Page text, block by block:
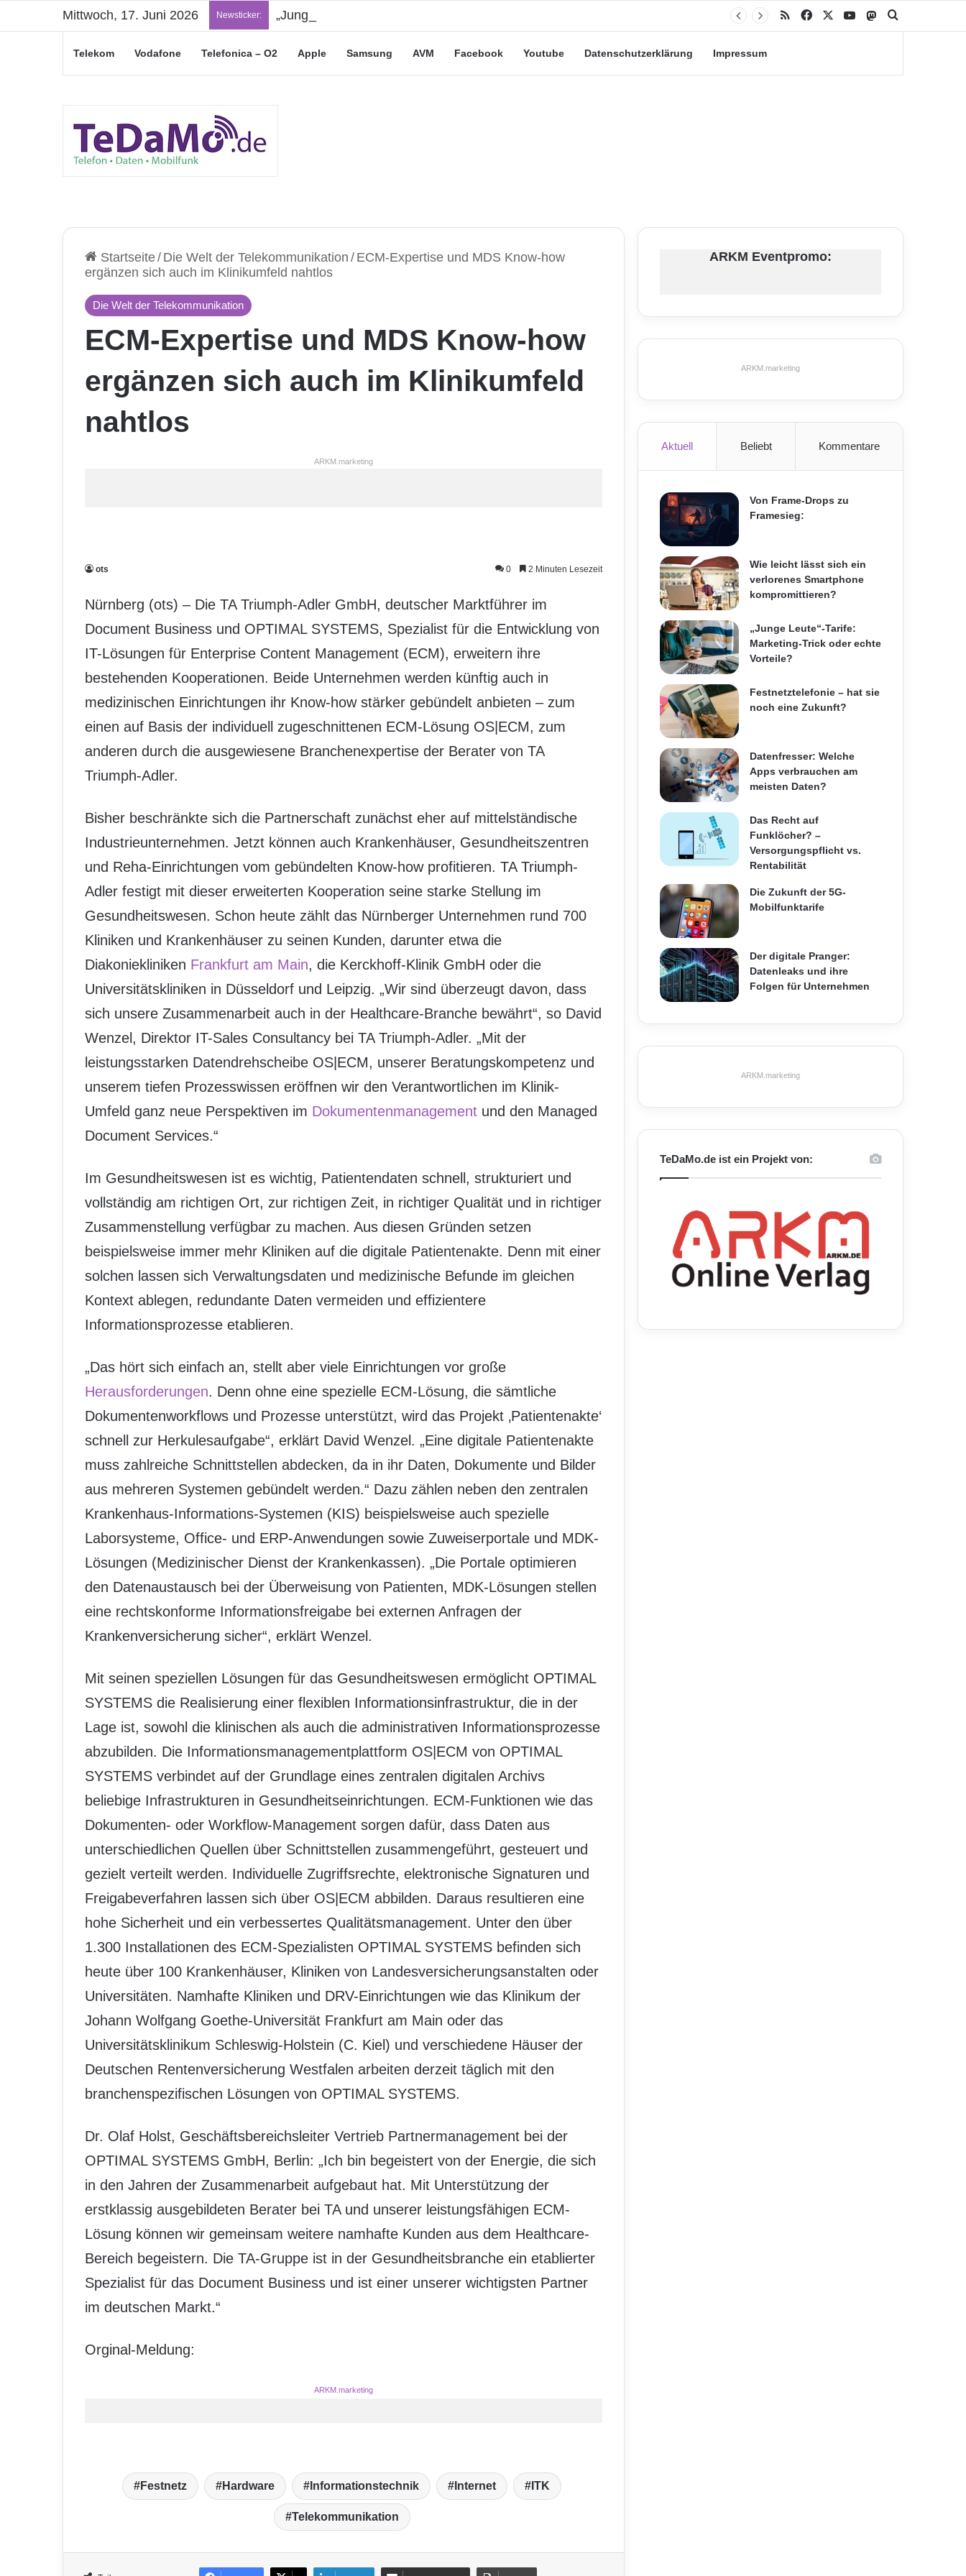
Mittwoch, 17. Juni 2026 Newsticker: „Junge Leute“-Tarife: Marketing-Trick oder echte Vorteile? RSS Facebook YouTubeMastodon
Telekom Vodafone Telefonica – O2 Apple Samsung AVM Facebook Youtube Datenschutzerklärung Impressum
Startseite/ Die Welt der Telekommunikation / ECM-Expertise und MDS Know-how
ergänzen sich auch im Klinikumfeld nahtlos
Die Welt der Telekommunikation
ECM-Expertise und MDS Know-how
ergänzen sich auch im Klinikumfeld
nahtlos
ARKM.marketing
ots 0 2 Minuten Lesezeit
Nürnberg (ots) – Die TA Triumph-Adler GmbH, deutscher Marktführer im
Document Business und OPTIMAL SYSTEMS, Spezialist für die Entwicklung von
IT-Lösungen für Enterprise Content Management (ECM), erweitern ihre
bestehenden Kooperationen. Beide Unternehmen werden künftig auch in
medizinischen Einrichtungen ihr Know-how stärker gebündelt anbieten – zum
einen auf Basis der individuell zugeschnittenen ECM-Lösung OS|ECM, zum
anderen durch die ausgewiesene Branchenexpertise der Berater von TA
Triumph-Adler.
Bisher beschränkte sich die Partnerschaft zunächst eher auf mittelständische
Industrieunternehmen. Jetzt können auch Krankenhäuser, Gesundheitszentren
und Reha-Einrichtungen vom gebündelten Know-how profitieren. TA Triumph-
Adler festigt mit dieser erweiterten Kooperation seine starke Stellung im
Gesundheitswesen. Schon heute zählt das Nürnberger Unternehmen rund 700
Kliniken und Krankenhäuser zu seinen Kunden, darunter etwa die
Diakoniekliniken Frankfurt am Main, die Kerckhoff-Klinik GmbH oder die
Universitätskliniken in Düsseldorf und Leipzig. „Wir sind überzeugt davon, dass
sich unsere Zusammenarbeit auch in der Healthcare-Branche bewährt“, so David
Wenzel, Direktor IT-Sales Consultancy bei TA Triumph-Adler. „Mit der
leistungsstarken Datendrehscheibe OS|ECM, unserer Beratungskompetenz und
unserem tiefen Prozesswissen eröffnen wir den Verantwortlichen im Klinik-
Umfeld ganz neue Perspektiven im Dokumentenmanagement und den Managed
Document Services.“
Im Gesundheitswesen ist es wichtig, Patientendaten schnell, strukturiert und
vollständig am richtigen Ort, zur richtigen Zeit, in richtiger Qualität und in richtiger
Zusammenstellung verfügbar zu machen. Aus diesen Gründen setzen
beispielsweise immer mehr Kliniken auf die digitale Patientenakte. Denn mit einer
solchen lassen sich Verwaltungsdaten und medizinische Befunde im gleichen
Kontext ablegen, redundante Daten vermeiden und effizientere
Informationsprozesse etablieren.
„Das hört sich einfach an, stellt aber viele Einrichtungen vor große
Herausforderungen. Denn ohne eine spezielle ECM-Lösung, die sämtliche
Dokumentenworkflows und Prozesse unterstützt, wird das Projekt ‚Patientenakte‘
schnell zur Herkulesaufgabe“, erklärt David Wenzel. „Eine digitale Patientenakte
muss zahlreiche Schnittstellen abdecken, da in ihr Daten, Dokumente und Bilder
aus mehreren Systemen gebündelt werden.“ Dazu zählen neben den zentralen
Krankenhaus-Informations-Systemen (KIS) beispielsweise auch spezielle
Laborsysteme, Office- und ERP-Anwendungen sowie Zuweiserportale und MDK-
Lösungen (Medizinischer Dienst der Krankenkassen). „Die Portale optimieren
den Datenaustausch bei der Überweisung von Patienten, MDK-Lösungen stellen
eine rechtskonforme Informationsfreigabe bei externen Anfragen der
Krankenversicherung sicher“, erklärt Wenzel.
Mit seinen speziellen Lösungen für das Gesundheitswesen ermöglicht OPTIMAL
SYSTEMS die Realisierung einer flexiblen Informationsinfrastruktur, die in der
Lage ist, sowohl die klinischen als auch die administrativen Informationsprozesse
abzubilden. Die Informationsmanagementplattform OS|ECM von OPTIMAL
SYSTEMS verbindet auf der Grundlage eines zentralen digitalen Archivs
beliebige Infrastrukturen in Gesundheitseinrichtungen. ECM-Funktionen wie das
Dokumenten- oder Workflow-Management sorgen dafür, dass Daten aus
unterschiedlichen Quellen über Schnittstellen zusammengeführt, gesteuert und
gezielt verteilt werden. Individuelle Zugriffsrechte, elektronische Signaturen und
Freigabeverfahren lassen sich über OS|ECM abbilden. Daraus resultieren eine
hohe Sicherheit und ein verbessertes Qualitätsmanagement. Unter den über
1.300 Installationen des ECM-Spezialisten OPTIMAL SYSTEMS befinden sich
heute über 100 Krankenhäuser, Kliniken von Landesversicherungsanstalten oder
Universitäten. Namhafte Kliniken und DRV-Einrichtungen wie das Klinikum der
Johann Wolfgang Goethe-Universität Frankfurt am Main oder das
Universitätsklinikum Schleswig-Holstein (C. Kiel) und verschiedene Häuser der
Deutschen Rentenversicherung Westfalen arbeiten derzeit täglich mit den
branchenspezifischen Lösungen von OPTIMAL SYSTEMS.
Dr. Olaf Holst, Geschäftsbereichsleiter Vertrieb Partnermanagement bei der
OPTIMAL SYSTEMS GmbH, Berlin: „Ich bin begeistert von der Energie, die sich
in den Jahren der Zusammenarbeit aufgebaut hat. Mit Unterstützung der
erstklassig ausgebildeten Berater bei TA und unserer leistungsfähigen ECM-
Lösung können wir gemeinsam weitere namhafte Kunden aus dem Healthcare-
Bereich begeistern. Die TA-Gruppe ist in der Gesundheitsbranche ein etablierter
Spezialist für das Document Business und ist einer unserer wichtigsten Partner
im deutschen Markt.“
Orginal-Meldung:
ARKM.marketing
Festnetz Hardware Informationstechnik Internet ITK
Telekommunikation
ARKM Eventpromo:
ARKM.marketing
Aktuell Beliebt Kommentare
Von Frame-Drops zu
Framesieg:
Wie leicht lässt sich ein
verlorenes Smartphone
kompromittieren?
„Junge Leute“-Tarife:
Marketing-Trick oder echte
Vorteile?
Festnetztelefonie – hat sie
noch eine Zukunft?
Datenfresser: Welche
Apps verbrauchen am
meisten Daten?
Das Recht auf
Funklöcher? –
Versorgungspflicht vs.
Rentabilität
Die Zukunft der 5G-
Mobilfunktarife
Der digitale Pranger:
Datenleaks und ihre
Folgen für Unternehmen
ARKM.marketing
TeDaMo.de ist ein Projekt von: